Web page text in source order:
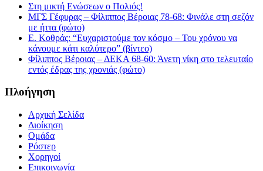
Στη μικτή Ενώσεων ο Πολιός!
ΜΓΣ Γέφυρας – Φίλιππος Βέροιας 78-68: Φινάλε στη σεζόν
με ήττα (φώτο)
Ε. Κοθράς: “Ευχαριστούμε τον κόσμο – Του χρόνου να
κάνουμε κάτι καλύτερο” (βίντεο)
Φίλιππος Βέροιας – ΔΕΚΑ 68-60: Άνετη νίκη στο τελευταίο
εντός έδρας της χρονιάς (φώτο)
Πλοήγηση
Αρχική Σελίδα
Διοίκηση
Ομάδα
Ρόστερ
Χορηγοί
Επικοινωνία